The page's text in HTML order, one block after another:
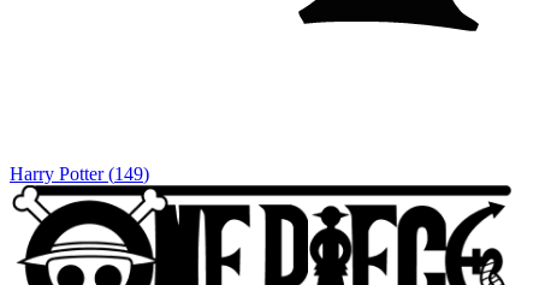
Harry Potter (149)